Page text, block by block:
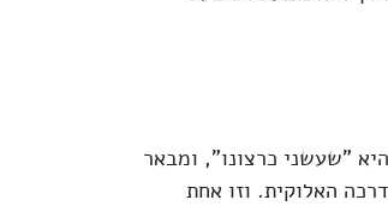
"שעשני כרצונו", ומבאר
האלוקית. וזו אחת